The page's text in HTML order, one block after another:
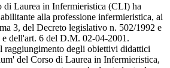
di Laurea in Infermieristica (CLI) ha
alla professione infermieristica, ai
3, del Decreto legislativo n. 502/1992 e
dell'art. 6 del D.M. 02-04-2001.
raggiungimento degli obiettivi didattici
del Corso di Laurea in Infermieristica,